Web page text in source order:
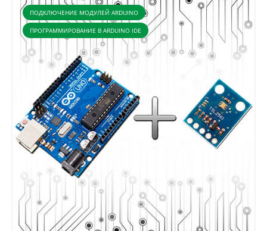
ПОДКЛЮЧЕНИЕ МОДУЛЕЙ ARDUINO
ПРОГРАММИРОВАНИЕ В ARDUINO IDE